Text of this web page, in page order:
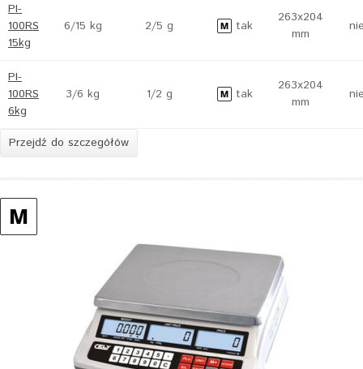
PI-
100RS
15kg
6/15 kg 2/5 g tak
263x204
mm
PI-
100RS
6kg
3/6 kg 1/2 g tak
263x204
mm
Przejdź do szczegółów